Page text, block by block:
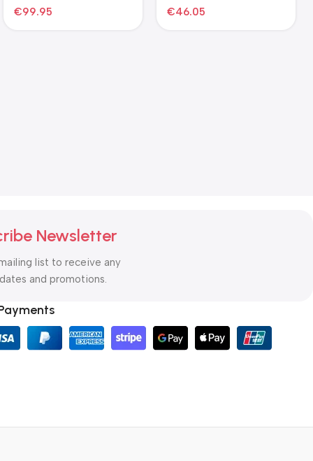
€99.95
€46.05
Newsletter
list to receive any
and promotions.